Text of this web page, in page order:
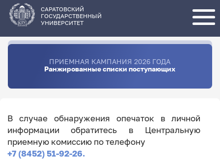
основному
содержанию
САРАТОВСКИЙ
ГОСУДАРСТВЕННЫЙ
УНИВЕРСИТЕТ
ПРИЕМНАЯ КАМПАНИЯ 2026 ГОДА
Ранжированные списки поступающих
В случае обнаружения опечаток в личной
информации обратитесь в Центральную
приемную комиссию по телефону
+7 (8452) 51-92-26.